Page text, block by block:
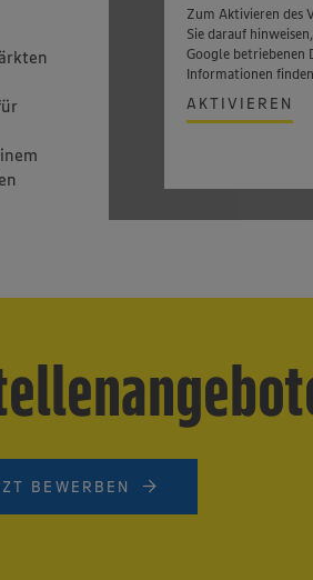
Starte mit einem Praktikum
Unsere Azubi-Benefits
Zum Aktivieren des
Sie darauf
Google betriebenen
Informationen
AKTIVIEREN
BEWERBEN